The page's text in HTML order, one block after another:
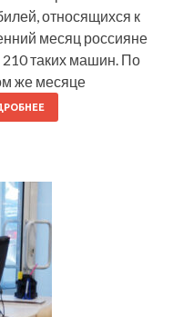
относящихся к
месяц россияне
таких машин. По
же месяце